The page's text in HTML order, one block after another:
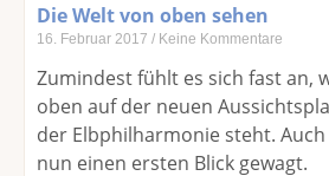
Die Welt von oben sehen
16. Februar 2017 Keine Kommentare
Zumindest fühlt es sich fast an,
oben auf der neuen
der Elbphilharmonie steht.
nun einen ersten Blick gewagt.